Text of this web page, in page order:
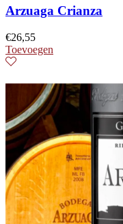
Arzuaga Crianza
€26,55
Toevoegen